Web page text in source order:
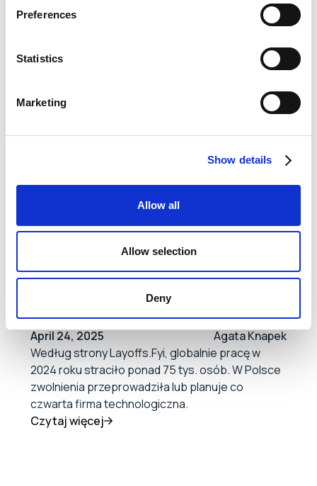
Preferences
Statistics
Marketing
Show details
Allow all
Allow selection
Deny
komunikacja zwolnienia change management
Zwolnienia i offboarding - jak
zwalniać bez wpadek
komunikacyjnych i
formalnych?
April 24, 2025
Agata Knapek
Według strony Layoffs.Fyi, globalnie pracę w
2024 roku straciło ponad 75 tys. osób. W Polsce
zwolnienia przeprowadziła lub planuje co
czwarta firma technologiczna.
Czytaj więcej